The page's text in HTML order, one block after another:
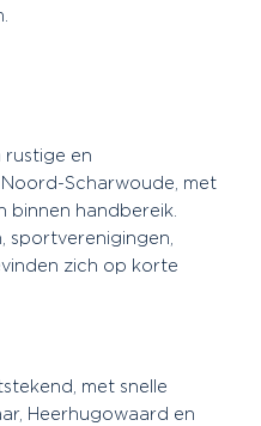
rustige en
Scharwoude, met
binnen handbereik.
sportverenigingen,
zich op korte
met snelle
Heerhugowaard en